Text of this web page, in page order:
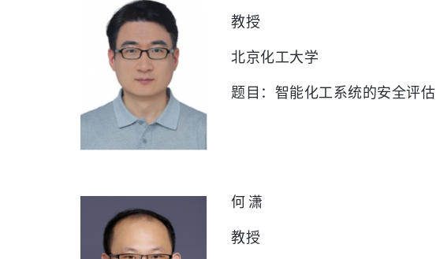
教授
北京化工大学
题目：智能化工系统的安全评估
何 潇
教授